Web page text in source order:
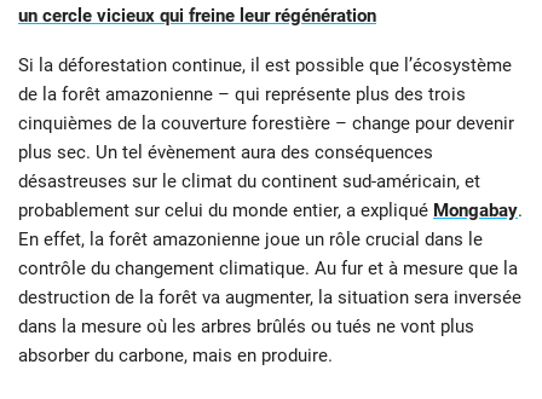
un cercle vicieux qui freine leur régénération
Si la déforestation continue, il est possible que l’écosystème
de la forêt amazonienne – qui représente plus des trois
cinquièmes de la couverture forestière – change pour devenir
plus sec. Un tel évènement aura des conséquences
désastreuses sur le climat du continent sud-américain, et
probablement sur celui du monde entier, a expliqué Mongabay.
En effet, la forêt amazonienne joue un rôle crucial dans le
contrôle du changement climatique. Au fur et à mesure que la
destruction de la forêt va augmenter, la situation sera inversée
dans la mesure où les arbres brûlés ou tués ne vont plus
absorber du carbone, mais en produire.